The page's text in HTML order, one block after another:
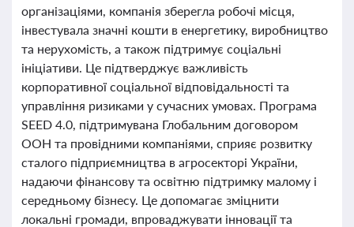
організаціями, компанія зберегла робочі місця,
інвестувала значні кошти в енергетику, виробництво
та нерухомість, а також підтримує соціальні
ініціативи. Це підтверджує важливість
корпоративної соціальної відповідальності та
управління ризиками у сучасних умовах. Програма
SEED 4.0, підтримувана Глобальним договором
ООН та провідними компаніями, сприяє розвитку
сталого підприємництва в агросекторі України,
надаючи фінансову та освітню підтримку малому і
середньому бізнесу. Це допомагає зміцнити
локальні громади, впроваджувати інновації та